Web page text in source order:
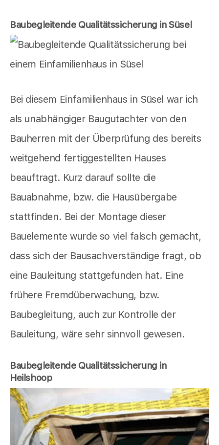
Baubegleitende Qualitätssicherung in Süsel
Bei diesem Einfamilienhaus in Süsel war ich
als unabhängiger Baugutachter von den
Bauherren mit der Überprüfung des bereits
weitgehend fertiggestellten Hauses
beauftragt. Kurz darauf sollte die
Bauabnahme, bzw. die Hausübergabe
stattfinden. Bei der Montage dieser
Bauelemente wurde so viel falsch gemacht,
dass sich der Bausachverständige fragt, ob
eine Bauleitung stattgefunden hat. Eine
frühere Fremdüberwachung, bzw.
Baubegleitung, auch zur Kontrolle der
Bauleitung, wäre sehr sinnvoll gewesen.
Baubegleitende Qualitätssicherung in
Heilshoop